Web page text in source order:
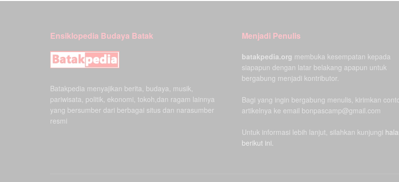
Ensiklopedia Budaya Batak
Batakpedia menyajikan berita, budaya, musik,
pariwisata, politik, ekonomi, tokoh,dan ragam lainnya
yang bersumber dari berbagai situs dan narasumber
resmi
Menjadi Penulis
batakpedia.org membuka kesempatan kepada
siapapun dengan latar belakang apapun untuk
bergabung menjadi kontributor.
Bagi yang ingin bergabung menulis, kirimkan
artikelnya ke email bonpascamp@gmail.com
Untuk informasi lebih lanjut, silahkan kunjungi
berikut ini.